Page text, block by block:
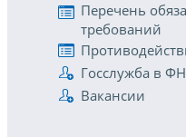
Перечень
требований
Госслужба в
Вакансии